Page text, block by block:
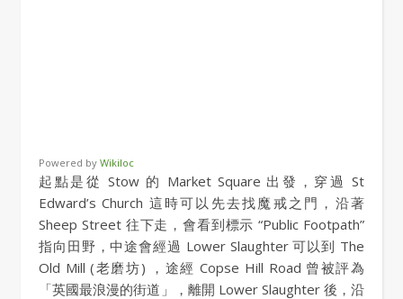
Powered by Wikiloc
起點是從 Stow 的 Market Square 出發，穿過 St
Edward’s Church 這時可以先去找魔戒之門，沿著
Sheep Street 往下走，會看到標示 “Public Footpath”
指向田野，中途會經過 Lower Slaughter 可以到 The
Old Mill (老磨坊) ，途經 Copse Hill Road 曾被評為
「英國最浪漫的街道」，離開 Lower Slaughter 後，沿